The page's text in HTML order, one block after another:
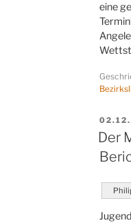
eine
AM
Der